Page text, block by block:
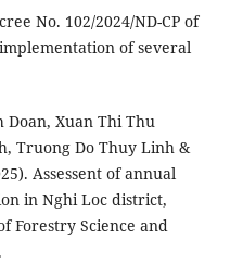
No. 102/2024/ND-CP of
of several
Doan, Xuan Thi Thu
Truong Do Thuy Linh &
Assessent of annual
in Nghi Loc district,
Forestry Science and